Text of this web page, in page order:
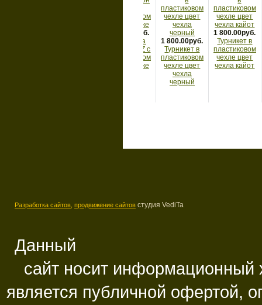
1 800.00руб.
Турникет в
пластиковом
чехле цвет
чехла
черный
1 800.00руб.
Турникет в
пластиковом
чехле цвет
чехла кайот
Разработка сайтов, продвижение сайтов студия VediTa
Данный
сайт носит информационный
является публичной офертой,